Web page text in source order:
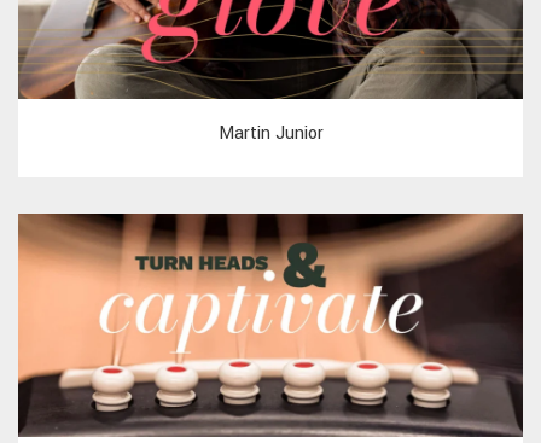
Martin Junior